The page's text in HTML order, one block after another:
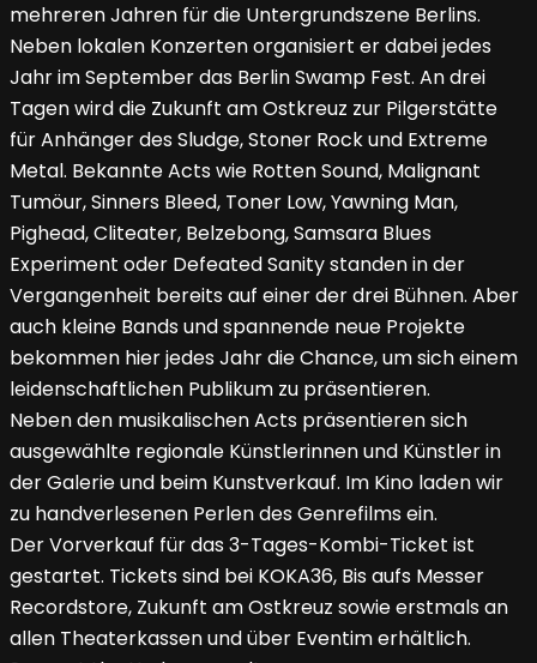
mehreren Jahren für die Untergrundszene Berlins.
Neben lokalen Konzerten organisiert er dabei jedes
Jahr im September das Berlin Swamp Fest. An drei
Tagen wird die Zukunft am Ostkreuz zur Pilgerstätte
für Anhänger des Sludge, Stoner Rock und Extreme
Metal. Bekannte Acts wie Rotten Sound, Malignant
Tumöur, Sinners Bleed, Toner Low, Yawning Man,
Pighead, Cliteater, Belzebong, Samsara Blues
Experiment oder Defeated Sanity standen in der
Vergangenheit bereits auf einer der drei Bühnen. Aber
auch kleine Bands und spannende neue Projekte
bekommen hier jedes Jahr die Chance, um sich einem
leidenschaftlichen Publikum zu präsentieren.
Neben den musikalischen Acts präsentieren sich
ausgewählte regionale Künstlerinnen und Künstler in
der Galerie und beim Kunstverkauf. Im Kino laden wir
zu handverlesenen Perlen des Genrefilms ein.
Der Vorverkauf für das 3-Tages-Kombi-Ticket ist
gestartet. Tickets sind bei KOKA36, Bis aufs Messer
Recordstore, Zukunft am Ostkreuz sowie erstmals an
allen Theaterkassen und über Eventim erhältlich.